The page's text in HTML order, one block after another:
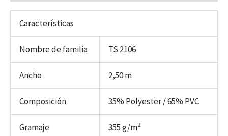
Características
Nombre de familia TS 2106
Ancho 2,50 m
Composición 35% Polyester / 65% PVC
Gramaje 355 g/m2